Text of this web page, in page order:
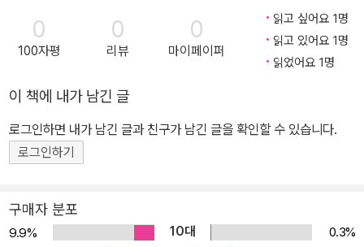
0
100자평
0
리뷰
0
마이페이퍼
읽고 싶어요 1명
읽고 있어요 1명
읽었어요 1명
이 책에 내가 남긴 글
로그인하면 내가 남긴 글과 친구가 남긴 글을 확인할 수 있습니다.
로그인하기
구매자 분포
9.9% 10대
0.3%